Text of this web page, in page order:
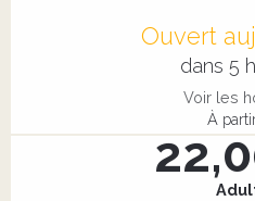
Ouvert
dans 5
Voir les
À